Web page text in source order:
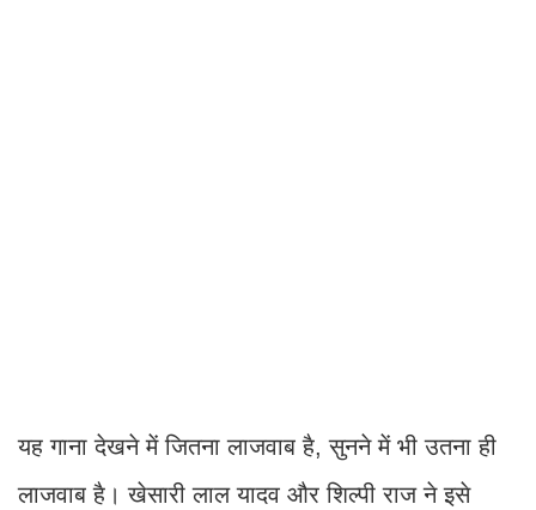
यह गाना देखने में जितना लाजवाब है, सुनने में भी उतना ही
लाजवाब है। खेसारी लाल यादव और शिल्पी राज ने इसे